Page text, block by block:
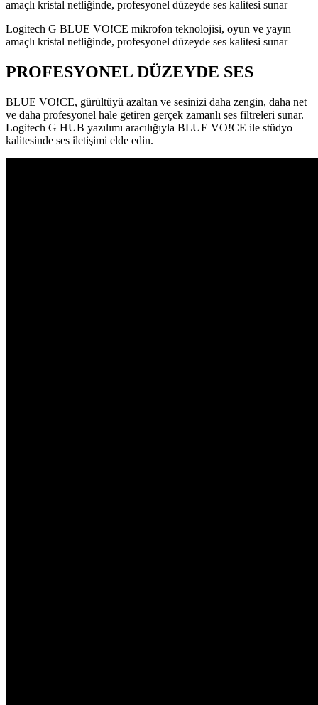
amaçlı kristal netliğinde, profesyonel düzeyde ses kalitesi sunar
Logitech G BLUE VO!CE mikrofon teknolojisi, oyun ve yayın
amaçlı kristal netliğinde, profesyonel düzeyde ses kalitesi sunar
PROFESYONEL DÜZEYDE SES
BLUE VO!CE, gürültüyü azaltan ve sesinizi daha zengin, daha net
ve daha profesyonel hale getiren gerçek zamanlı ses filtreleri sunar.
Logitech G HUB yazılımı aracılığıyla BLUE VO!CE ile stüdyo
kalitesinde ses iletişimi elde edin.